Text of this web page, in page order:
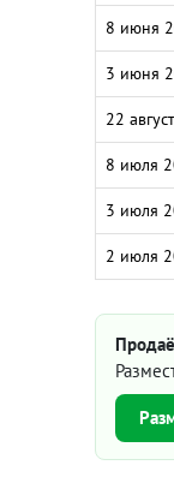
8 июня
3 июня
22
8 июля
3 июля
2 июля